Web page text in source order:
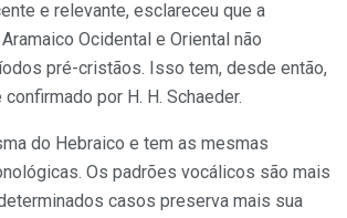
e relevante, esclareceu que a
Ocidental e Oriental não
pré-cristãos. Isso tem, desde então,
por H. H. Schaeder.
do Hebraico e tem as mesmas
Os padrões vocálicos são mais
casos preserva mais sua